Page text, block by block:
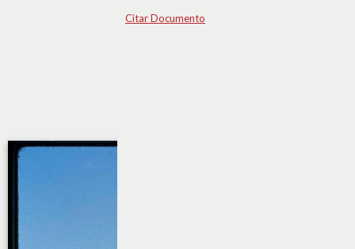
Citar Documento